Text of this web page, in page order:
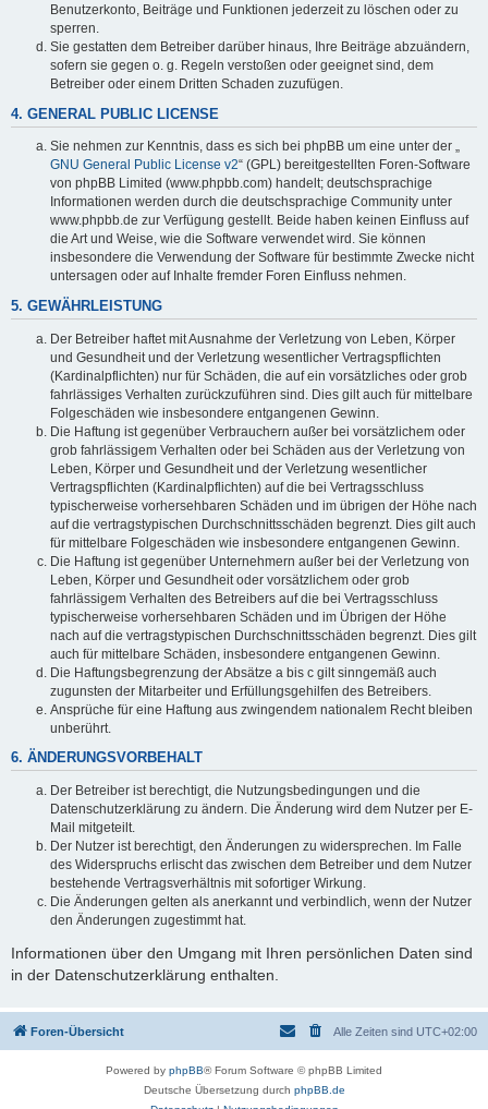
Benutzerkonto, Beiträge und Funktionen jederzeit zu löschen oder zu
sperren.
Sie gestatten dem Betreiber darüber hinaus, Ihre Beiträge abzuändern,
sofern sie gegen o. g. Regeln verstoßen oder geeignet sind, dem
Betreiber oder einem Dritten Schaden zuzufügen.
4. GENERAL PUBLIC LICENSE
Sie nehmen zur Kenntnis, dass es sich bei phpBB um eine unter der „
GNU General Public License v2“ (GPL) bereitgestellten Foren-Software
von phpBB Limited (www.phpbb.com) handelt; deutschsprachige
Informationen werden durch die deutschsprachige Community unter
www.phpbb.de zur Verfügung gestellt. Beide haben keinen Einfluss auf
die Art und Weise, wie die Software verwendet wird. Sie können
insbesondere die Verwendung der Software für bestimmte Zwecke nicht
untersagen oder auf Inhalte fremder Foren Einfluss nehmen.
5. GEWÄHRLEISTUNG
Der Betreiber haftet mit Ausnahme der Verletzung von Leben, Körper
und Gesundheit und der Verletzung wesentlicher Vertragspflichten
(Kardinalpflichten) nur für Schäden, die auf ein vorsätzliches oder grob
fahrlässiges Verhalten zurückzuführen sind. Dies gilt auch für mittelbare
Folgeschäden wie insbesondere entgangenen Gewinn.
Die Haftung ist gegenüber Verbrauchern außer bei vorsätzlichem oder
grob fahrlässigem Verhalten oder bei Schäden aus der Verletzung von
Leben, Körper und Gesundheit und der Verletzung wesentlicher
Vertragspflichten (Kardinalpflichten) auf die bei Vertragsschluss
typischerweise vorhersehbaren Schäden und im übrigen der Höhe nach
auf die vertragstypischen Durchschnittsschäden begrenzt. Dies gilt auch
für mittelbare Folgeschäden wie insbesondere entgangenen Gewinn.
Die Haftung ist gegenüber Unternehmern außer bei der Verletzung von
Leben, Körper und Gesundheit oder vorsätzlichem oder grob
fahrlässigem Verhalten des Betreibers auf die bei Vertragsschluss
typischerweise vorhersehbaren Schäden und im Übrigen der Höhe
nach auf die vertragstypischen Durchschnittsschäden begrenzt. Dies gilt
auch für mittelbare Schäden, insbesondere entgangenen Gewinn.
Die Haftungsbegrenzung der Absätze a bis c gilt sinngemäß auch
zugunsten der Mitarbeiter und Erfüllungsgehilfen des Betreibers.
Ansprüche für eine Haftung aus zwingendem nationalem Recht bleiben
unberührt.
6. ÄNDERUNGSVORBEHALT
Der Betreiber ist berechtigt, die Nutzungsbedingungen und die
Datenschutzerklärung zu ändern. Die Änderung wird dem Nutzer per E-
Mail mitgeteilt.
Der Nutzer ist berechtigt, den Änderungen zu widersprechen. Im Falle
des Widerspruchs erlischt das zwischen dem Betreiber und dem Nutzer
bestehende Vertragsverhältnis mit sofortiger Wirkung.
Die Änderungen gelten als anerkannt und verbindlich, wenn der Nutzer
den Änderungen zugestimmt hat.
Informationen über den Umgang mit Ihren persönlichen Daten sind
in der Datenschutzerklärung enthalten.
Foren-Übersicht Alle Zeiten sind UTC+02:00
Powered by phpBB® Forum Software © phpBB Limited
Deutsche Übersetzung durch phpBB.de